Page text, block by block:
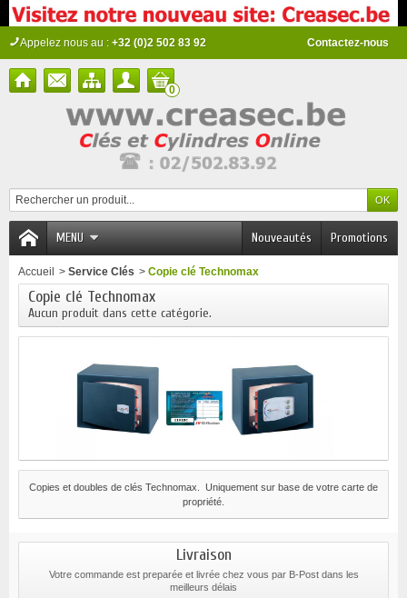
Contactez-nous
Appelez nous au : +32 (0)2 502 83 92
0
MENU Promotions
Nouveautés
Accueil > Service Clés > Copie clé Technomax
Copie clé Technomax
Aucun produit dans cette catégorie.
Copies et doubles de clés Technomax. Uniquement sur base de votre carte de
propriété.
Livraison
Votre commande est preparée et livrée chez vous par B-Post dans les
meilleurs délais